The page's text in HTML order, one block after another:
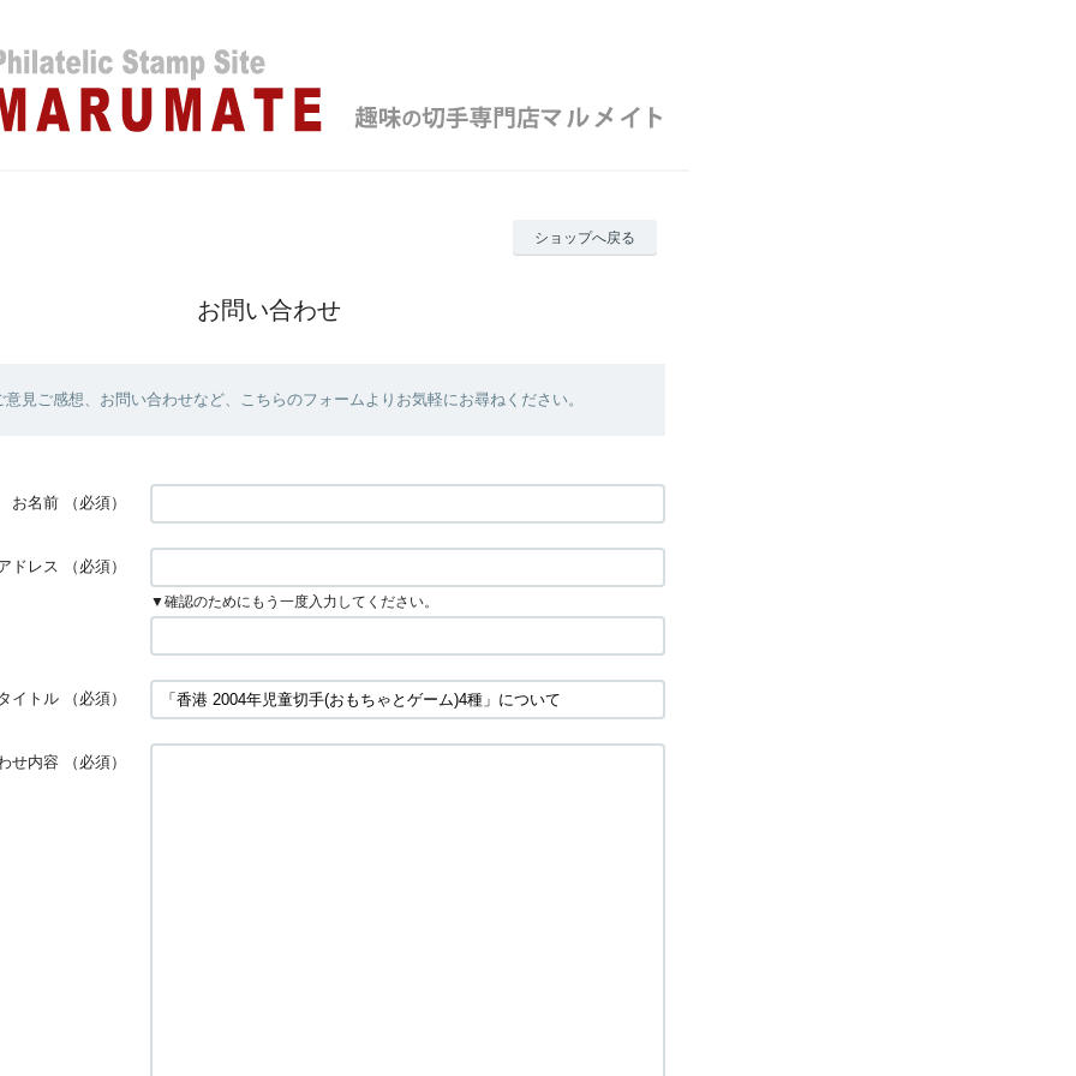
ショップへ戻る
お問い合わせ
見ご感想、お問い合わせなど、こちらのフォームよりお気軽にお尋ねください。
お名前 （必須）
ドレス （必須）
▼確認のためにもう一度入力してください。
イトル （必須）
せ内容 （必須）